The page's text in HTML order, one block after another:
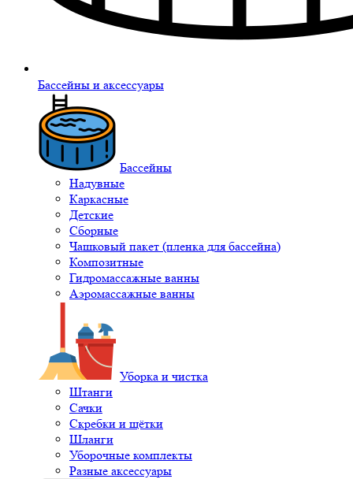
Бассейны и аксессуары
Бассейны
Надувные
Каркасные
Детские
Сборные
Чашковый пакет (пленка для бассейна)
Композитные
Гидромассажные ванны
Аэромассажные ванны
Уборка и чистка
Штанги
Сачки
Скребки и щётки
Шланги
Уборочные комплекты
Разные аксессуары